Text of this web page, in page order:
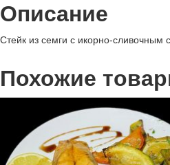
Описание
Стейк из семги с икорно-сливочным
Похожие